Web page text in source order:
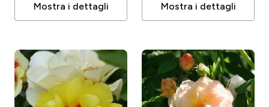
Mostra i dettagli Mostra i dettagli